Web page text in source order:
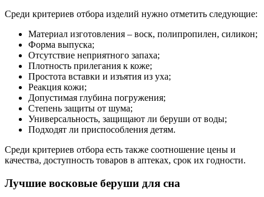
Среди критериев отбора изделий нужно отметить следующие:
Материал изготовления – воск, полипропилен, силикон;
Форма выпуска;
Отсутствие неприятного запаха;
Плотность прилегания к коже;
Простота вставки и изъятия из уха;
Реакция кожи;
Допустимая глубина погружения;
Степень защиты от шума;
Универсальность, защищают ли беруши от воды;
Подходят ли приспособления детям.
Среди критериев отбора есть также соотношение цены и
качества, доступность товаров в аптеках, срок их годности.
Лучшие восковые беруши для сна